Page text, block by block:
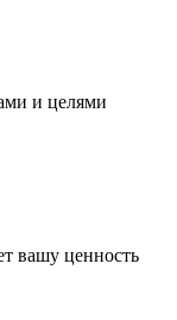
и целями
вашу ценность